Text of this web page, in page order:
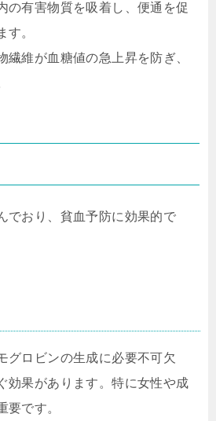
の有害物質を吸着し、便通を促
す。
繊維が血糖値の急上昇を防ぎ、
でおり、貧血予防に効果的で
グロビンの生成に必要不可欠
効果があります。特に女性や成
要です。